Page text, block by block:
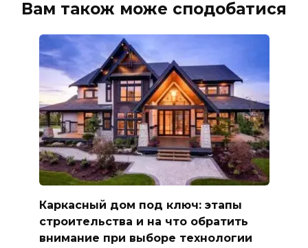
Вам також може сподобатися
Каркасный дом под ключ: этапы
строительства и на что обратить
внимание при выборе технологии